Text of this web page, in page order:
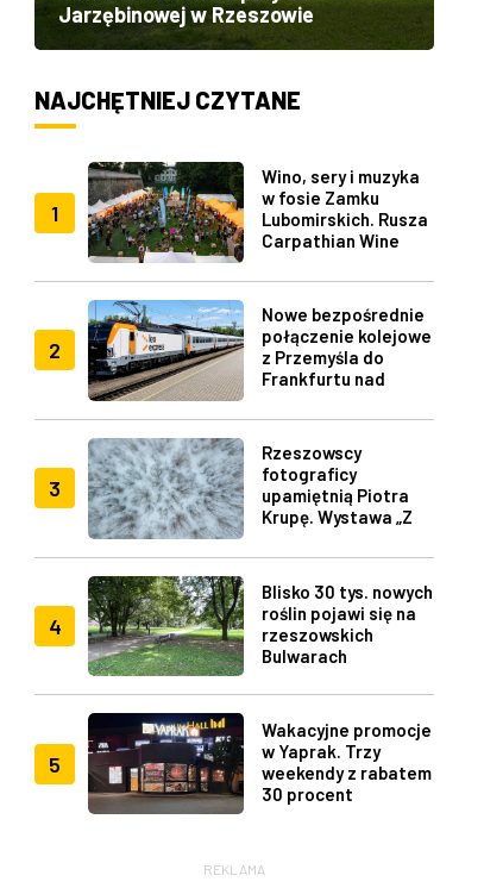
Jarzębinowej w Rzeszowie
NAJCHĘTNIEJ CZYTANE
1
Wino, sery i muzyka
w fosie Zamku
Lubomirskich. Rusza
Carpathian Wine
2
Nowe bezpośrednie
połączenie kolejowe
z Przemyśla do
Frankfurtu nad
3
Rzeszowscy
fotograficy
upamiętnią Piotra
Krupę. Wystawa „Z
4
Blisko 30 tys. nowych
roślin pojawi się na
rzeszowskich
Bulwarach
5
Wakacyjne promocje
w Yaprak. Trzy
weekendy z rabatem
30 procent
REKLAMA